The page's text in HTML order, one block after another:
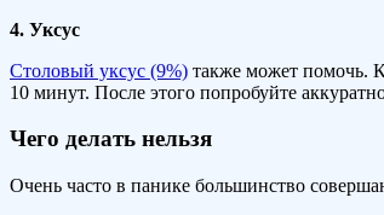
4. Уксус
Столовый уксус (9%) также может помочь.
10 минут. После этого попробуйте
Чего делать нельзя
Очень часто в панике большинство